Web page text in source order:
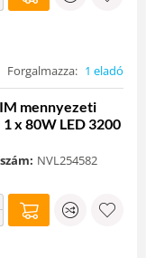
Forgalmazza: 1 eladó
mennyezeti
x 80W LED 3200
NVL254582